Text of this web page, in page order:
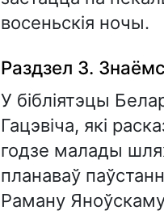
восеньскія ночы.
Раздзел 3.
У бібліятэцы
Гацэвіча, які
годзе малады
планаваў
Раману